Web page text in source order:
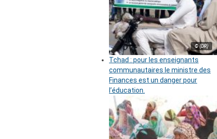
© (DR)
Tchad : pour les enseignants
communautaires le ministre des
Finances est un danger pour
l’éducation.